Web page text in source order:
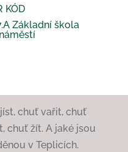
KÓD
Základní škola
chuť vařit, chuť
chuť žít. A jaké jsou
v Teplicích.